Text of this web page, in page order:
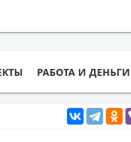
РАБОТА И ДЕНЬГИ